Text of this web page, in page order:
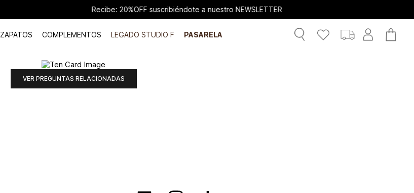
Recibe: 20%OFF suscribiéndote a nuestro NEWSLETTER
ZAPATOS COMPLEMENTOS LEGADO STUDIO F PASARELA
VER PREGUNTAS RELACIONADAS